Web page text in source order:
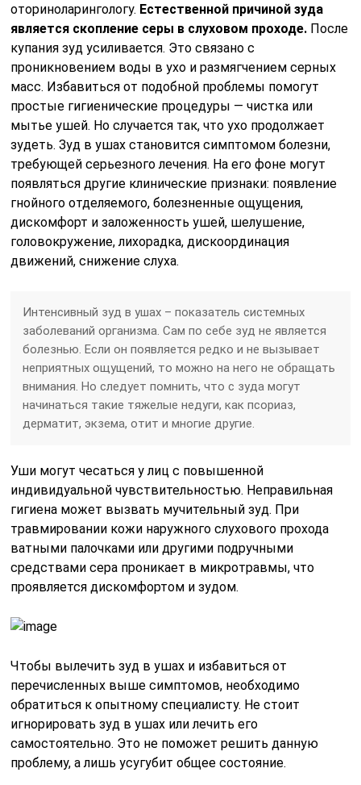
оториноларингологу. Естественной причиной зуда
является скопление серы в слуховом проходе. После
купания зуд усиливается. Это связано с
проникновением воды в ухо и размягчением серных
масс. Избавиться от подобной проблемы помогут
простые гигиенические процедуры — чистка или
мытье ушей. Но случается так, что ухо продолжает
зудеть. Зуд в ушах становится симптомом болезни,
требующей серьезного лечения. На его фоне могут
появляться другие клинические признаки: появление
гнойного отделяемого, болезненные ощущения,
дискомфорт и заложенность ушей, шелушение,
головокружение, лихорадка, дискоординация
движений, снижение слуха.
Интенсивный зуд в ушах – показатель системных
заболеваний организма. Сам по себе зуд не является
болезнью. Если он появляется редко и не вызывает
неприятных ощущений, то можно на него не обращать
внимания. Но следует помнить, что с зуда могут
начинаться такие тяжелые недуги, как псориаз,
дерматит, экзема, отит и многие другие.
Уши могут чесаться у лиц с повышенной
индивидуальной чувствительностью. Неправильная
гигиена может вызвать мучительный зуд. При
травмировании кожи наружного слухового прохода
ватными палочками или другими подручными
средствами сера проникает в микротравмы, что
проявляется дискомфортом и зудом.
Чтобы вылечить зуд в ушах и избавиться от
перечисленных выше симптомов, необходимо
обратиться к опытному специалисту. Не стоит
игнорировать зуд в ушах или лечить его
самостоятельно. Это не поможет решить данную
проблему, а лишь усугубит общее состояние.